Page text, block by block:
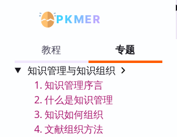
PKMER
教程
专题
知识管理与知识组织
1. 知识管理序言
2. 什么是知识管理
3. 知识如何组织
4. 文献组织方法